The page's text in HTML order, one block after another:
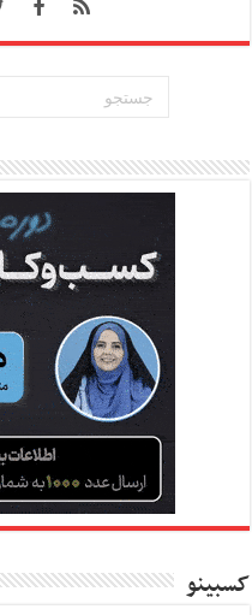
کسبینو